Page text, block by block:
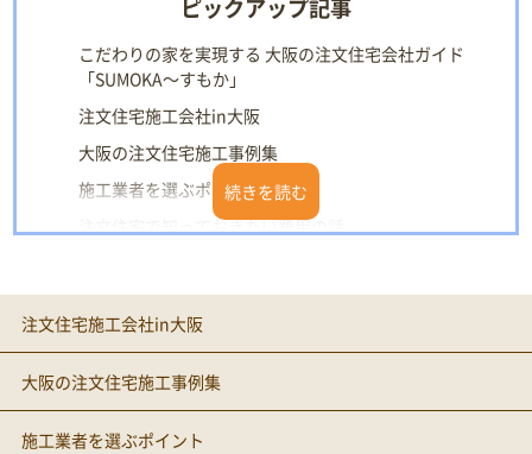
ピックアップ記事
こだわりの家を実現する 大阪の注文住宅会社ガイド
「SUMOKA～すもか」
注文住宅施工会社in大阪
大阪の注文住宅施工事例集
施工業者を選ぶポイント
注文住宅で知っておきたい費用の話
大阪の住みやすいエリアをチェック
土地選びのリスクマネジメント
注文住宅施工会社in大阪
大阪の注文住宅施工事例集
施工業者を選ぶポイント